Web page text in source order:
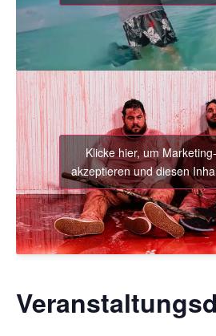
Klicke hier, um
akzeptieren und diesen